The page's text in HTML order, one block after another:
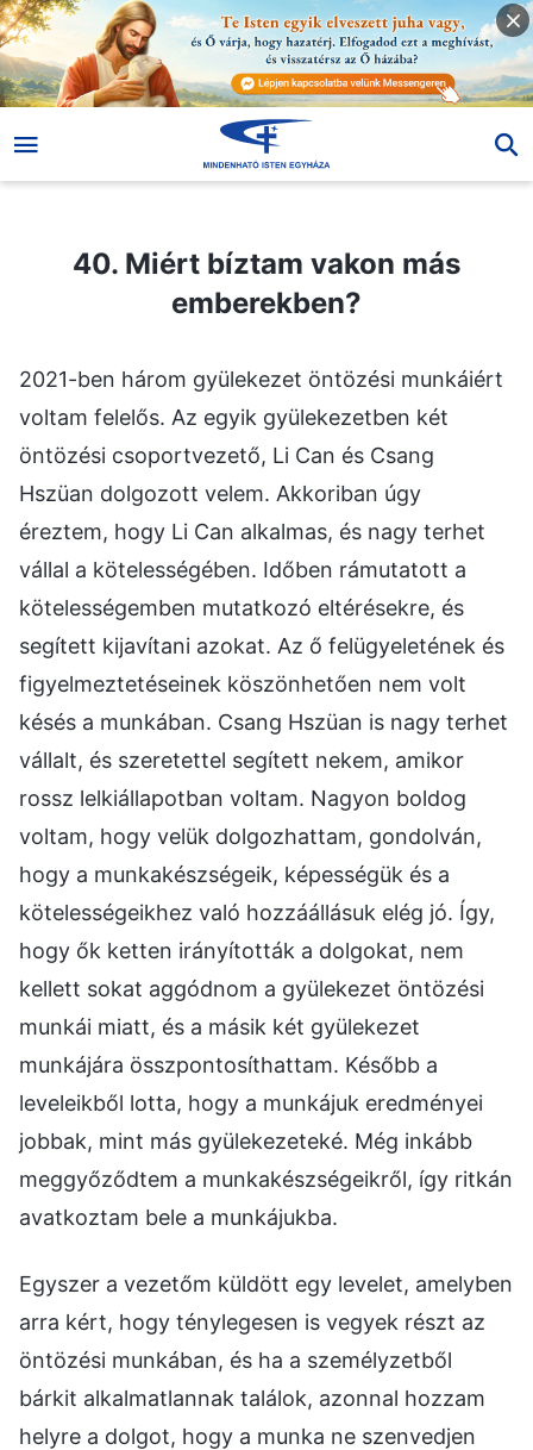
40. Miért bíztam vakon más emberekben?
40. Miért bíztam vakon más
emberekben?
2021-ben három gyülekezet öntözési munkáiért
voltam felelős. Az egyik gyülekezetben két
öntözési csoportvezető, Li Can és Csang
Hszüan dolgozott velem. Akkoriban úgy
éreztem, hogy Li Can alkalmas, és nagy terhet
vállal a kötelességében. Időben rámutatott a
kötelességemben mutatkozó eltérésekre, és
segített kijavítani azokat. Az ő felügyeletének és
figyelmeztetéseinek köszönhetően nem volt
késés a munkában. Csang Hszüan is nagy terhet
vállalt, és szeretettel segített nekem, amikor
rossz lelkiállapotban voltam. Nagyon boldog
voltam, hogy velük dolgozhattam, gondolván,
hogy a munkakészségeik, képességük és a
kötelességeikhez való hozzáállásuk elég jó. Így,
hogy ők ketten irányították a dolgokat, nem
kellett sokat aggódnom a gyülekezet öntözési
munkái miatt, és a másik két gyülekezet
munkájára összpontosíthattam. Később a
leveleikből lotta, hogy a munkájuk eredményei
jobbak, mint más gyülekezeteké. Még inkább
meggyőződtem a munkakészségeikről, így ritkán
avatkoztam bele a munkájukba.
Egyszer a vezetőm küldött egy levelet, amelyben
arra kért, hogy ténylegesen is vegyek részt az
öntözési munkában, és ha a személyzetből
bárkit alkalmatlannak találok, azonnal hozzam
helyre a dolgot, hogy a munka ne szenvedjen